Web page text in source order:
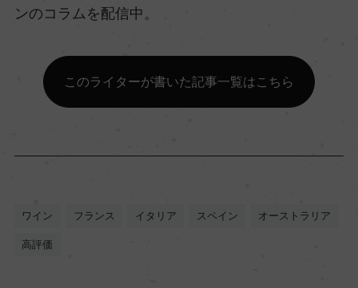
ンのコラムを配信中。
このライターが書いた記事一覧はこちら
ワイン フランス イタリア スペイン オーストラリア
高評価